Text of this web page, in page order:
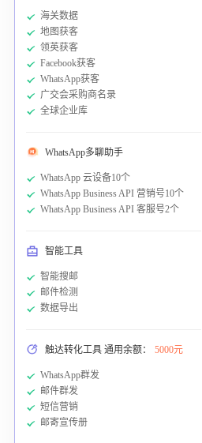
海关数据
地图获客
领英获客
Facebook获客
WhatsApp获客
广交会采购商名录
全球企业库
WhatsApp多聊助手
WhatsApp 云设备10个
WhatsApp Business API 营销号10个
WhatsApp Business API 客服号2个
智能工具
智能搜邮
邮件检测
数据导出
触达转化工具 通用余额： 5000元
WhatsApp群发
邮件群发
短信营销
邮寄宣传册